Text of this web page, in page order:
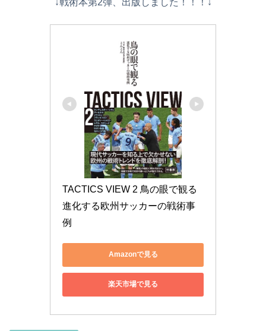
↓戦術本第2弾、出版しました！！！↓
TACTICS VIEW 2 鳥の眼で観る
進化する欧州サッカーの戦術事
例
Amazonで見る
楽天市場で見る